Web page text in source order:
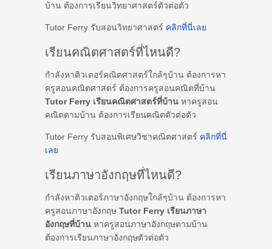
บ้าน ต้องการเรียนวิทยาศาสตร์ตัวต่อตัว
Tutor Ferry รับสอนวิทยาศาสตร์ คลิกที่นี่เลย
เรียนคณิตศาสตร์ที่ไหนดี?
กำลังหาติวเตอร์คณิตศาสตร์ใกล้ๆบ้าน ต้องการหา
ครูสอนคณิตศาสตร์ ต้องการครูสอนคณิตที่บ้าน
Tutor Ferry เรียนคณิตศาสตร์ที่บ้าน หาครูสอน
คณิตตามบ้าน ต้องการเรียนคณิตตัวต่อตัว
Tutor Ferry รับสอนพิเศษวิชาคณิตศาสตร์ คลิกที่นี่
เลย
เรียนภาษาอังกฤษที่ไหนดี?
กำลังหาติวเตอร์ภาษาอังกฤษใกล้ๆบ้าน ต้องการหา
ครูสอนภาษาอังกฤษ Tutor Ferry เรียนภาษา
อังกฤษที่บ้าน หาครูสอนภาษาอังกฤษตามบ้าน
ต้องการเรียนภาษาอังกฤษตัวต่อตัว